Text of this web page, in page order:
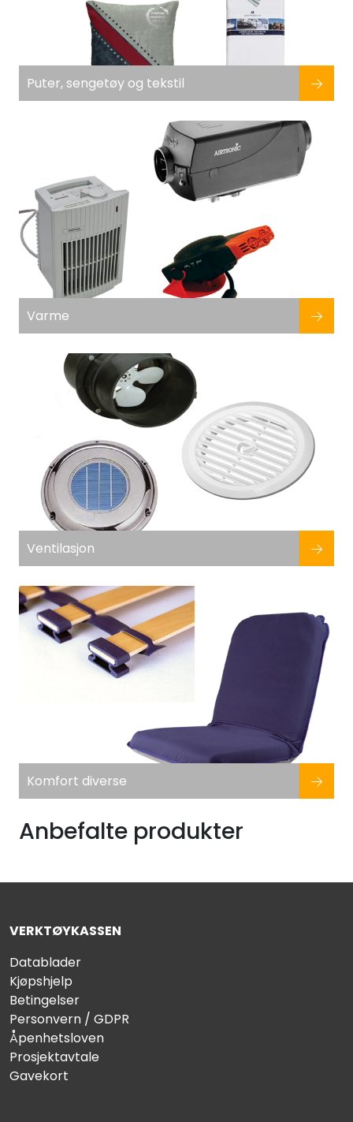
Puter, sengetøy og tekstil
Varme
Ventilasjon
Komfort diverse
Anbefalte produkter
VERKTØYKASSEN
Datablader
Kjøpshjelp
Betingelser
Personvern / GDPR
Åpenhetsloven
Prosjektavtale
Gavekort